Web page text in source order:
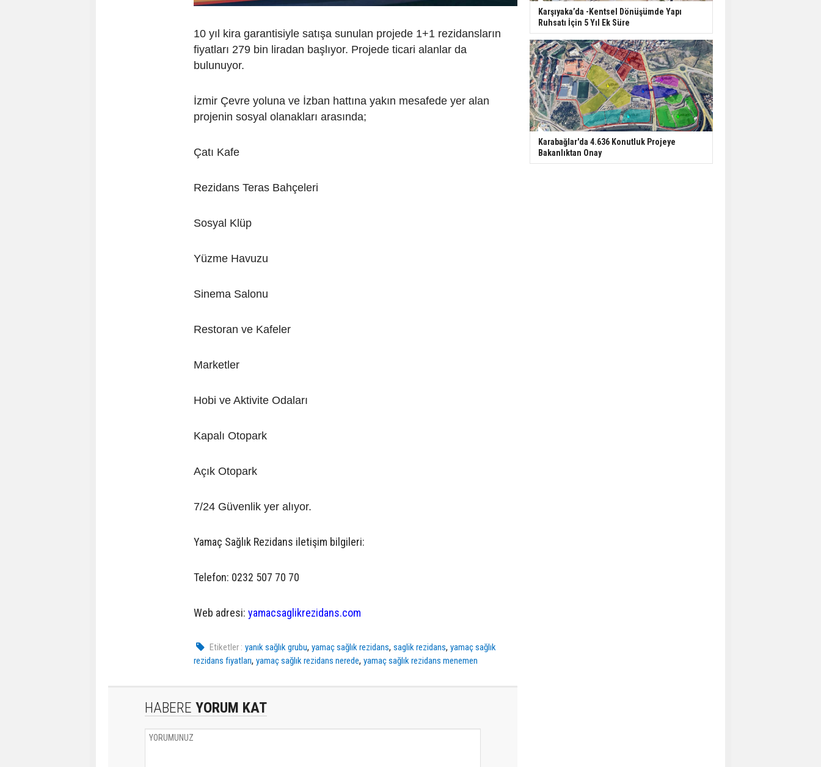
10 yıl kira garantisiyle satışa sunulan projede 1+1 rezidansların
fiyatları 279 bin liradan başlıyor. Projede ticari alanlar da
bulunuyor.
İzmir Çevre yoluna ve İzban hattına yakın mesafede yer alan
projenin sosyal olanakları arasında;
Çatı Kafe
Rezidans Teras Bahçeleri
Sosyal Klüp
Yüzme Havuzu
Sinema Salonu
Restoran ve Kafeler
Marketler
Hobi ve Aktivite Odaları
Kapalı Otopark
Açık Otopark
7/24 Güvenlik yer alıyor.
Yamaç Sağlık Rezidans iletişim bilgileri:
Telefon: 0232 507 70 70
Web adresi: yamacsaglikrezidans.com
Etiketler : yanık sağlık grubu,yamaç sağlık rezidans,saglik rezidans,yamaç sağlık
rezidans fiyatları, yamaç sağlık rezidans nerede, yamaç sağlık rezidans menemen
HABERE YORUM KAT
Karşıyaka’da -Kentsel Dönüşümde Yapı
Ruhsatı İçin 5 Yıl Ek Süre
Karabağlar'da 4.636 Konutluk Projeye
Bakanlıktan Onay